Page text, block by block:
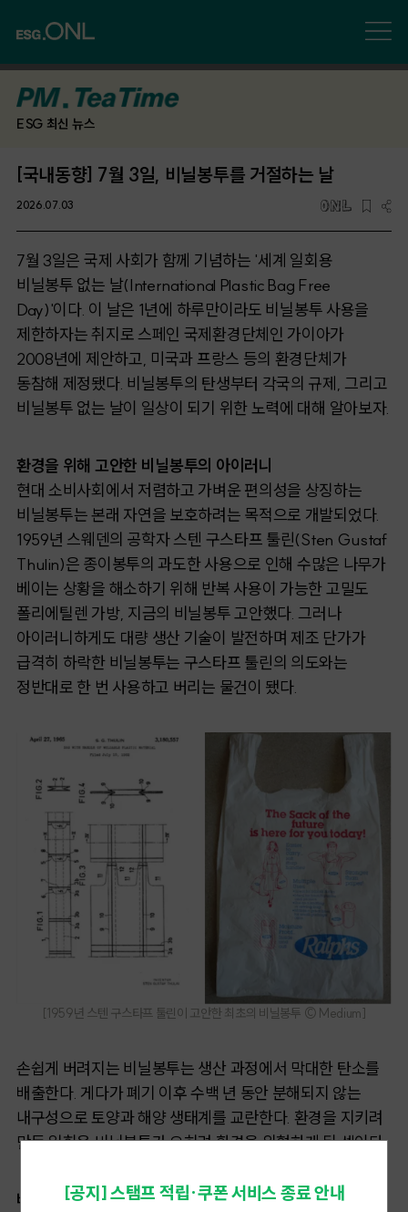
ESG 최신 뉴스
[국내동향] 7월 3일, 비닐봉투를 거절하는 날
2026.07.03
7월 3일은 국제 사회가 함께 기념하는 '세계 일회용
비닐봉투 없는 날(International PlasticBag Free
Day)'이다. 이 날은 1년에 하루만이라도 비닐봉투 사용을
제한하자는 취지로 스페인 국제환경단체인 가이아가
2008년에 제안하고, 미국과 프랑스 등의 환경단체가
동참해 제정됐다. 비닐봉투의 탄생부터 각국의 규제, 그리고
비닐봉투 없는 날이 일상이 되기 위한 노력에 대해 알아보자.
환경을 위해 고안한 비닐봉투의 아이러니
현대 소비사회에서 저렴하고 가벼운 편의성을 상징하는
비닐봉투는 본래 자연을 보호하려는 목적으로 개발되었다.
1959년 스웨덴의 공학자 스텐 구스타프 툴린(Sten Gustaf
Thulin)은 종이봉투의 과도한 사용으로 인해 수많은 나무가
베이는 상황을 해소하기 위해 반복 사용이 가능한 고밀도
폴리에틸렌 가방, 지금의 비닐봉투 고안했다. 그러나
아이러니하게도 대량 생산 기술이 발전하며 제조 단가가
급격히 하락한 비닐봉투는 구스타프 툴린의 의도와는
정반대로 한 번 사용하고 버리는 물건이 됐다.
[1959년 스텐 구스타프 툴린이 고안한 최초의 비닐봉투 © Medium]
손쉽게 버려지는 비닐봉투는 생산 과정에서 막대한 탄소를
배출한다. 게다가 폐기 이후 수백 년 동안 분해되지 않는
내구성으로 토양과 해양 생태계를 교란한다. 환경을 지키려
만든 일회용 비닐봉투가 오히려 환경을 위협하게 된 셈이다.
비닐봉투를 줄이기 위한 선택
[공지] 스탬프 적립·쿠폰 서비스 종료 안내